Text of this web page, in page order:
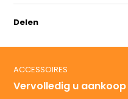
Delen
ACCESSOIRES
Vervolledig u aankoop